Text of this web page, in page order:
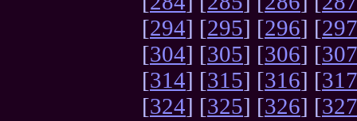
[294] [295] [296] [297
[304] [305] [306] [307
[314] [315] [316] [317
[324] [325] [326] [327